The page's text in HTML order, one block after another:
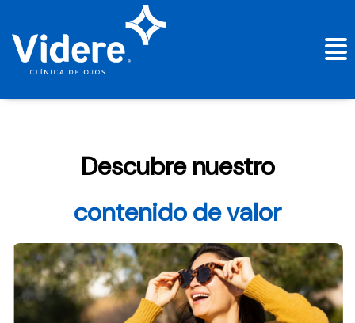
Descubre nuestro
contenido de valor